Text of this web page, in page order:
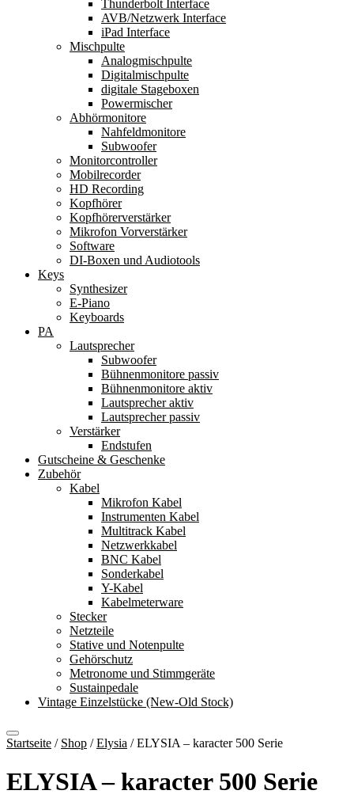
Thunderbolt Interface
AVB/Netzwerk Interface
iPad Interface
Mischpulte
Analogmischpulte
Digitalmischpulte
digitale Stageboxen
Powermischer
Abhörmonitore
Nahfeldmonitore
Subwoofer
Monitorcontroller
Mobilrecorder
HD Recording
Kopfhörer
Kopfhörerverstärker
Mikrofon Vorverstärker
Software
DI-Boxen und Audiotools
Keys
Synthesizer
E-Piano
Keyboards
PA
Lautsprecher
Subwoofer
Bühnenmonitore passiv
Bühnenmonitore aktiv
Lautsprecher aktiv
Lautsprecher passiv
Verstärker
Endstufen
Gutscheine & Geschenke
Zubehör
Kabel
Mikrofon Kabel
Instrumenten Kabel
Multitrack Kabel
Netzwerkkabel
BNC Kabel
Sonderkabel
Y-Kabel
Kabelmeterware
Stecker
Netzteile
Stative und Notenpulte
Gehörschutz
Metronome und Stimmgeräte
Sustainpedale
Vintage Einzelstücke (New-Old Stock)
Startseite / Shop /Elysia /ELYSIA – karacter 500 Serie
ELYSIA – karacter 500 Serie